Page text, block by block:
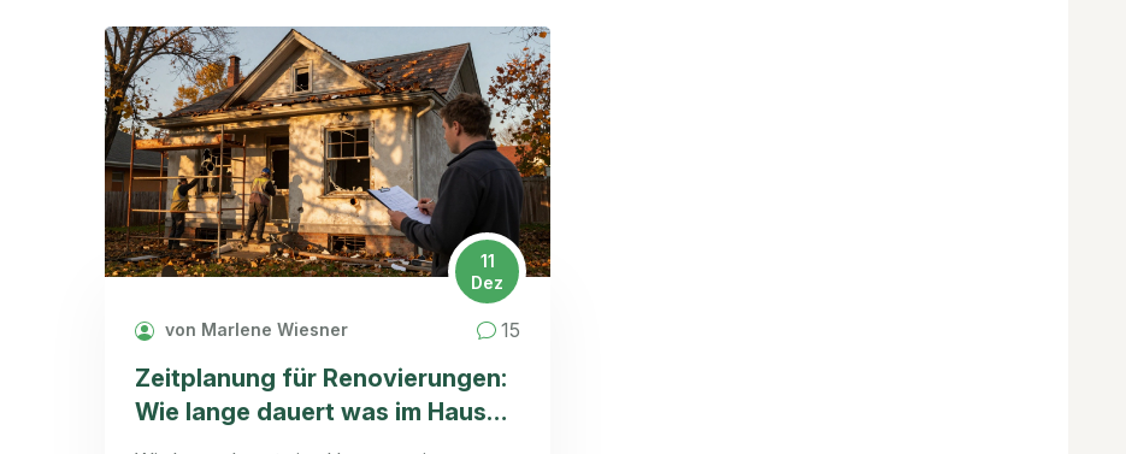
11
Dez
von Marlene Wiesner 15
Zeitplanung für Renovierungen:
Wie lange dauert was im Haus? -
Praxisnahe Dauern für jede